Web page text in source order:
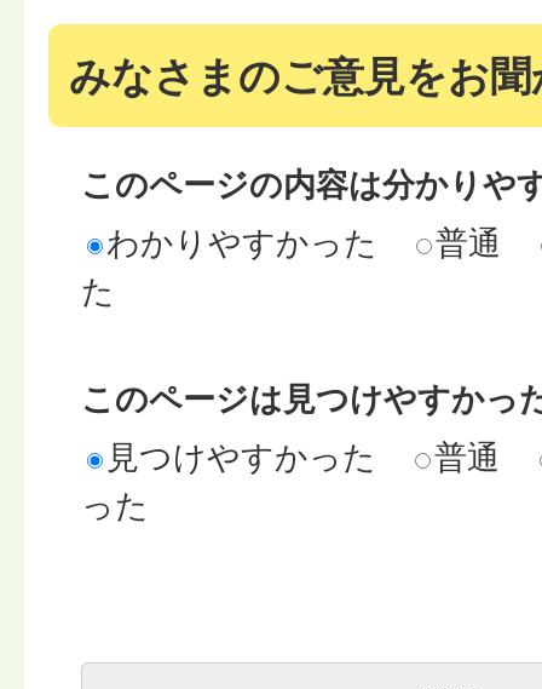
みなさまのご意見をお
このページの内容は分かりや
わかりやすかった
普通
た
このページは見つけやすかっ
見つけやすかった
普通
った